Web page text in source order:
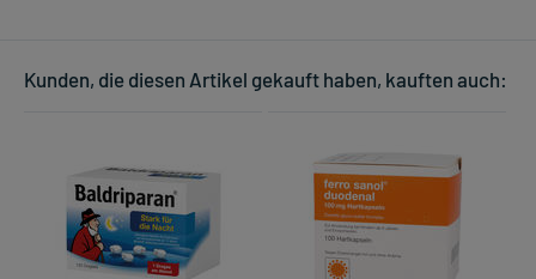
Kunden, die diesen Artikel gekauft haben, kauften auch: